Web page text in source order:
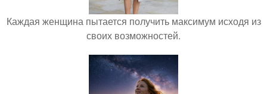
Каждая женщина пытается получить максимум исходя из
своих возможностей.